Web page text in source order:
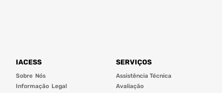
IACESS
Sobre Nós
Informação Legal
SERVIÇOS
Assistência Técnica
Avaliação